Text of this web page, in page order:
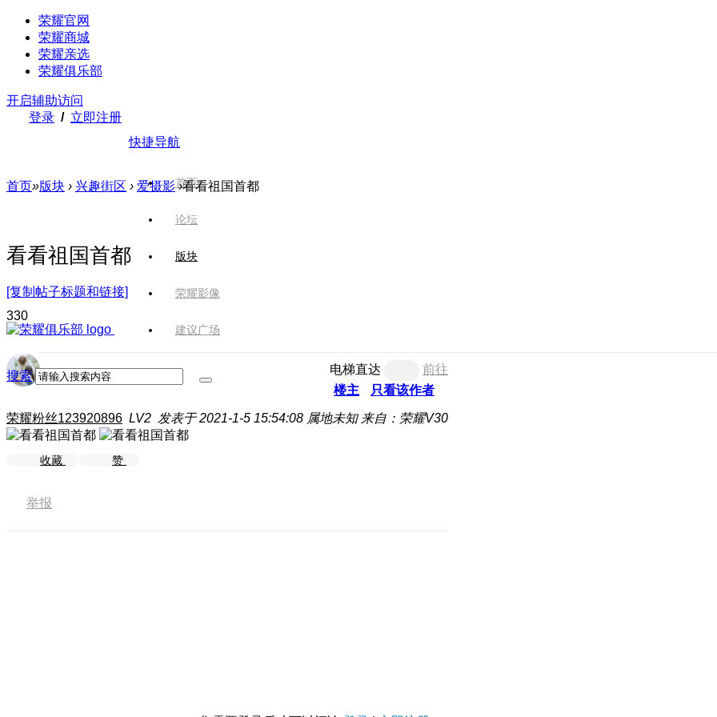
荣耀官网
荣耀商城
荣耀亲选
荣耀俱乐部
开启辅助访问
登录 / 立即注册
快捷导航
首页
论坛
版块
荣耀影像
建议广场
搜索
首页»版块 › 兴趣街区 › 爱摄影 ›看看祖国首都
看看祖国首都
[复制帖子标题和链接]
330
电梯直达
前往
楼主
只看该作者
荣耀粉丝123920896 LV2 发表于 2021-1-5 15:54:08 属地未知 来自：荣耀V30
收藏 赞
举报